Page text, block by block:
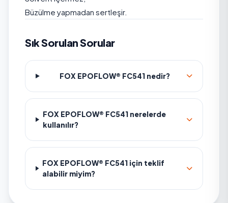
Büzülme yapmadan sertleşir.
Sık Sorulan Sorular
FOX EPOFLOW® FC541 nedir?
FOX EPOFLOW® FC541 nerelerde
kullanılır?
FOX EPOFLOW® FC541 için teklif
alabilir miyim?